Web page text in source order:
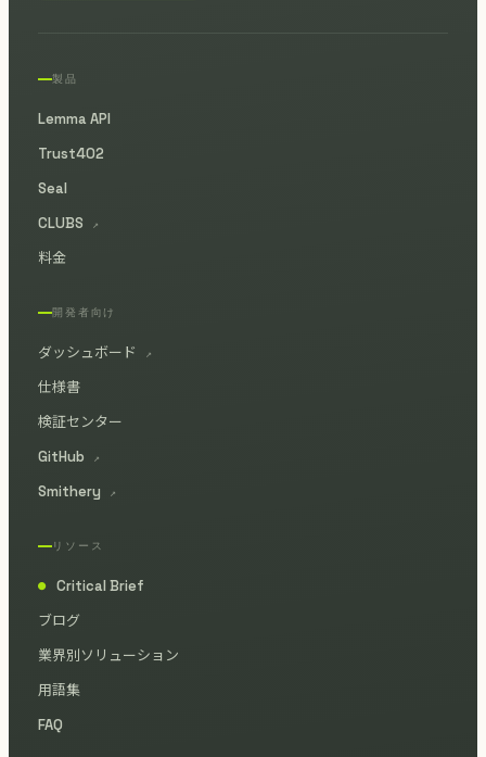
製品
Lemma API
Trust402
Seal
CLUBS
↗
料金
開発者向け
ダッシュボード ↗
仕様書
検証センター
GitHub
↗
Smithery ↗
リソース
●
Critical Brief
ブログ
業界別ソリューション
用語集
FAQ